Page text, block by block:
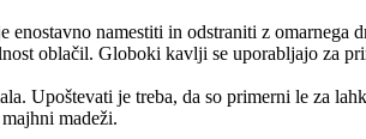
namestiti in odstraniti z
oblačil. Globoki kavlji se uporabljajo za
Upoštevati je treba, da so primerni le za
madeži.